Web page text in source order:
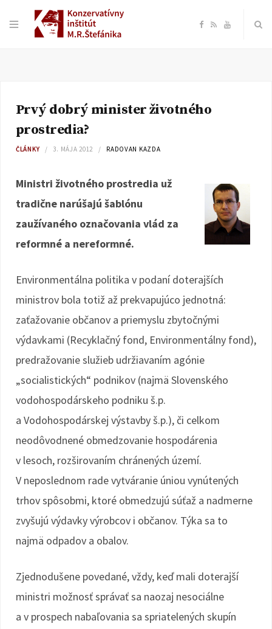
F
e
R Y
e
Prvý dobrý minister životného
prostredia?
ČLÁNKY 3. MÁJA 2012 RADOVAN KAZDA
Ministri životného prostredia už
tradične narúšajú šablónu
zaužívaného označovania vlád za
reformné a nereformné.
Environmentálna politika v podaní doterajších
ministrov bola totiž až prekvapujúco jednotná:
zaťažovanie občanov a priemyslu zbytočnými
výdavkami (Recyklačný fond, Environmentálny fond),
predražovanie služieb udržiavaním agónie
„socialistických“ podnikov (najmä Slovenského
vodohospodárskeho podniku š.p.
a Vodohospodárskej výstavby š.p.), či celkom
neodôvodnené obmedzovanie hospodárenia
v lesoch, rozširovaním chránených území.
V neposlednom rade vytváranie úniou vynútených
trhov spôsobmi, ktoré obmedzujú súťaž a nadmerne
zvyšujú výdavky výrobcov i občanov. Týka sa to
najmä odpadov a obalov.
Zjednodušene povedané, vždy, keď mali doterajší
ministri možnosť správať sa naozaj nesociálne
a v prospech nabaľovania sa spriatelených skupín